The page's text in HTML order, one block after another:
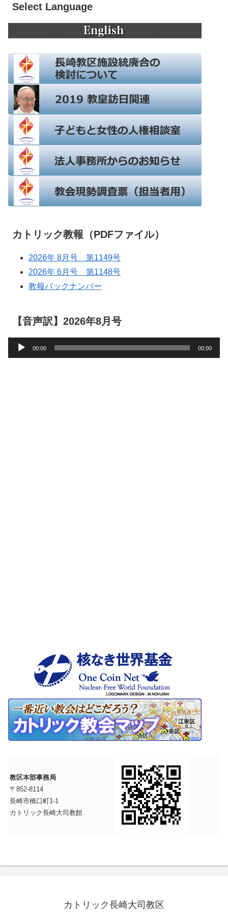
Select Language
カトリック教報（PDFファイル）
2026年 8月号 第1149号
2026年 6月号 第1148号
教報バックナンバー
【音声訳】2026年8月号
声
00:00 00:00
教区本部事務局
〒852-8114
長崎市橋口町1-1
カトリック長崎大司教館
カトリック長崎大司教区